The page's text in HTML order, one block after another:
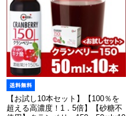
【お試し10本セット】【100％を
超える高濃度！1．5倍】【砂糖不